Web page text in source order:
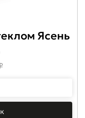
Ясень